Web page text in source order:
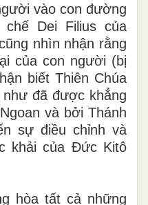
vào con đường
Dei Filius của
nhìn nhận rằng
của con người (bị
biết Thiên Chúa
đã được khẳng
và bởi Thánh
sự điều chỉnh và
khải của Đức Kitô
hòa tất cả những